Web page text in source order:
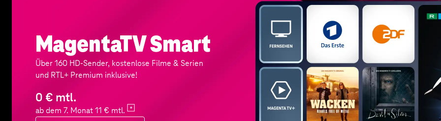
MagentaTV Smart
Über 160 HD-Sender, kostenlose Filme & Serien
und RTL+ Premium inklusive!
0 € mtl.
ab dem 7. Monat 11 € mtl.